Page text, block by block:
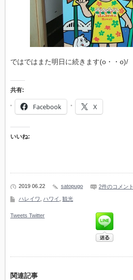
ではではまた明日に続きます(o・・o)/
共有:
Facebook X
いいね:
2019 06.22 satopugo 2件のコメント
ハレイワ ハワイ 観光
Tweets Twitter
関連記事